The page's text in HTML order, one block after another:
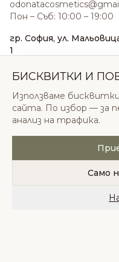
Пон – Съб: 10:00 – 19:00
гр. София, ул.
1
Нед: 11:00 – 18:00
© 2026 Одоната
запазени.
Политика за
БИСКВИТКИ И
Използваме
сайта. По избор — за
анализ на трафика.
Само